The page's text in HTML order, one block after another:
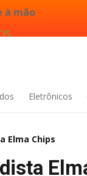
à mão
Eletrônicos
Elma Chips